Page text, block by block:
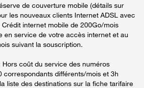
de couverture mobile (détails sur
les nouveaux clients Internet ADSL avec
internet mobile de 200Go/mois
en service de votre accès internet et au
suivant la souscription.
Hors coût du service des numéros
correspondants différents/mois et 3h
liste des destinations sur la fiche tarifaire